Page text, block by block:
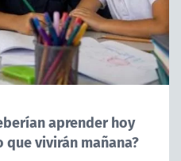
aprender hoy
vivirán mañana?